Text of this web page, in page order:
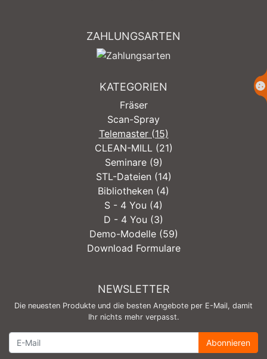
ZAHLUNGSARTEN
KATEGORIEN
Fräser
Scan-Spray
Telemaster (15)
CLEAN-MILL (21)
Seminare (9)
STL-Dateien (14)
Bibliotheken (4)
S - 4 You (4)
D - 4 You (3)
Demo-Modelle (59)
Download Formulare
NEWSLETTER
Die neuesten Produkte und die besten Angebote per E-Mail, damit
Ihr nichts mehr verpasst.
Abonnieren